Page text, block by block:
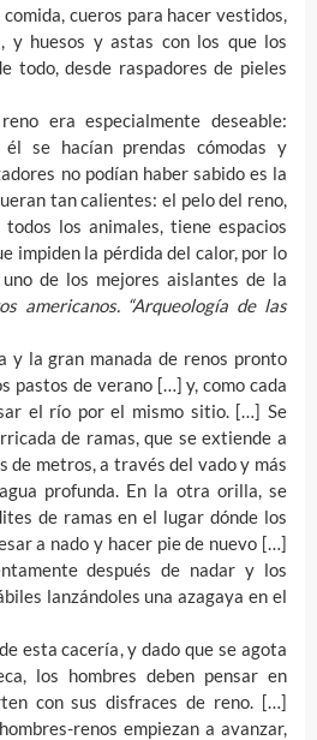
cueros para hacer vestidos,
y huesos y astas con los que los
todo, desde raspadores de pieles
era especialmente deseable:
se hacían prendas cómodas y
no podían haber sabido es la
tan calientes: el pelo del reno,
los animales, tiene espacios
impiden la pérdida del calor, por lo
de los mejores aislantes de la
americanos. “Arqueología de las
y la gran manada de renos pronto
pastos de verano […] y, como cada
el río por el mismo sitio. […] Se
de ramas, que se extiende a
de metros, a través del vado y más
profunda. En la otra orilla, se
de ramas en el lugar dónde los
a nado y hacer pie de nuevo […]
después de nadar y los
lanzándoles una azagaya en el
esta cacería, y dado que se agota
los hombres deben pensar en
con sus disfraces de reno. […]
renos empiezan a avanzar,